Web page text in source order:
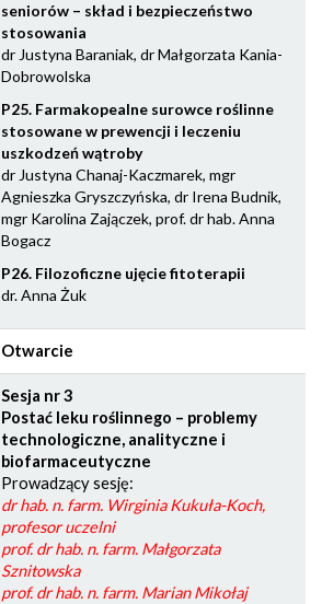
seniorów – skład i bezpieczeństwo
stosowania
dr Justyna Baraniak, dr Małgorzata Kania-
Dobrowolska
P25. Farmakopealne surowce roślinne
stosowane w prewencji i leczeniu
uszkodzeń wątroby
dr Justyna Chanaj-Kaczmarek, mgr
Agnieszka Gryszczyńska, dr Irena Budnik,
mgr Karolina Zajączek, prof. dr hab. Anna
Bogacz
P26. Filozoficzne ujęcie fitoterapii
dr. Anna Żuk
Otwarcie
Sesja nr 3
Postać leku roślinnego – problemy
technologiczne, analityczne i
biofarmaceutyczne
Prowadzący sesję:
dr hab. n. farm. Wirginia Kukuła-Koch,
profesor uczelni
prof. dr hab. n. farm. Małgorzata
Sznitowska
prof. dr hab. n. farm. Marian Mikołaj